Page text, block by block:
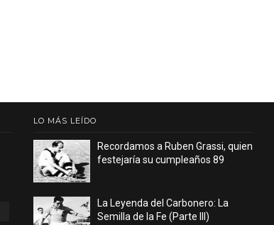
LO MÁS LEÍDO
Recordamos a Ruben Grassi, quien
festejaría su cumpleaños 89
La Leyenda del Carbonero: La
Semilla de la Fe (Parte III)